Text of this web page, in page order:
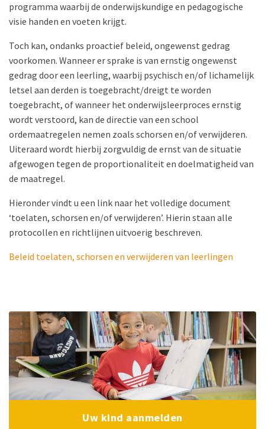
programma waarbij de onderwijskundige en pedagogische
visie handen en voeten krijgt.
Toch kan, ondanks proactief beleid, ongewenst gedrag
voorkomen. Wanneer er sprake is van ernstig ongewenst
gedrag door een leerling, waarbij psychisch en/of lichamelijk
letsel aan derden is toegebracht/dreigt te worden
toegebracht, of wanneer het onderwijsleerproces ernstig
wordt verstoord, kan de directie van een school
ordemaatregelen nemen zoals schorsen en/of verwijderen.
Uiteraard wordt hierbij zorgvuldig de ernst van de situatie
afgewogen tegen de proportionaliteit en doelmatigheid van
de maatregel.
Hieronder vindt u een link naar het volledige document
‘toelaten, schorsen en/of verwijderen’. Hierin staan alle
protocollen en richtlijnen uitvoerig beschreven.
Beleid toelaten, schorsen en verwijderen van leerlingen
Uw kind aanmelden